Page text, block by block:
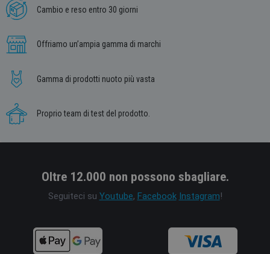
Cambio e reso entro 30 giorni
Offriamo un’ampia gamma di marchi
Gamma di prodotti nuoto più vasta
Proprio team di test del prodotto.
Oltre 12.000 non possono sbagliare.
Seguiteci su Youtube, Facebook Instagram!